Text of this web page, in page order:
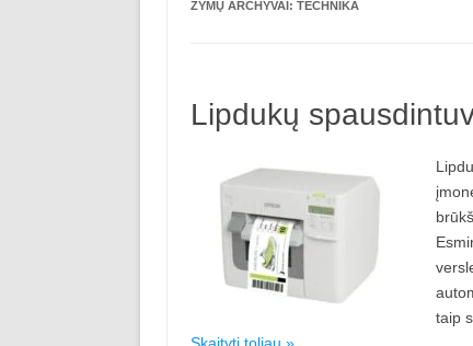
ŽYMŲ ARCHYVAI: TECHNIKA
Lipdukų
taip